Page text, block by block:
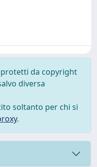
protetti da copyright
diversa
soltanto per chi si
.